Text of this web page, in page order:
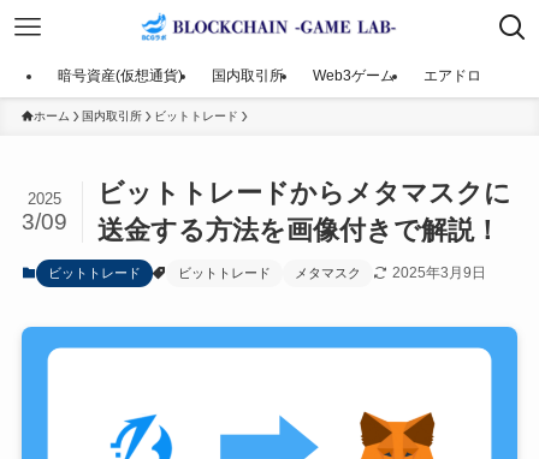
暗号資産(仮想通貨) 国内取引所 Web3ゲーム エアドロ
ホーム 国内取引所 ビットトレード
ビットトレードからメタマスクに
送金する方法を画像付きで解説！
2025
3/09
ビットトレード ビットトレード メタマスク 2025年3月9日